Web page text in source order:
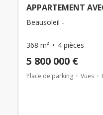
APPARTEMENT
Beausoleil -
368 m² 4 pièces
5 800 000 €
Place de parking Vues